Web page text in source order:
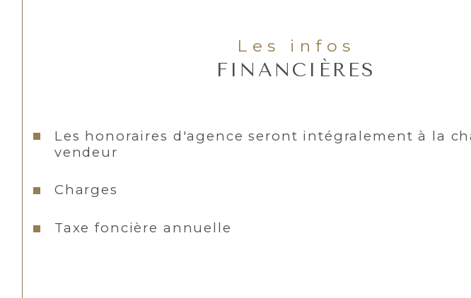
Les infos
FINANCIÈRES
Les honoraires d'agence seront intégralement à la
vendeur
Charges
Taxe foncière annuelle